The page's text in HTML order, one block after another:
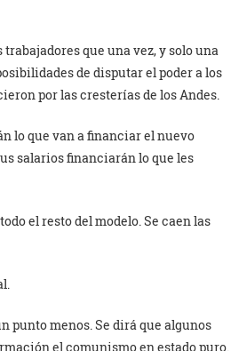
que una vez, y solo una
de disputar el poder a los
por las cresterías de los Andes.
lo que van a financiar el nuevo
salarios financiarán lo que les
el resto del modelo. Se caen las
punto menos. Se dirá que algunos
el comunismo en estado puro.